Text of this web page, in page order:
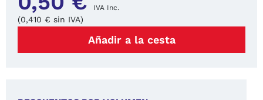
IVA Inc.
(0,410 € sin IVA)
Añadir a la cesta